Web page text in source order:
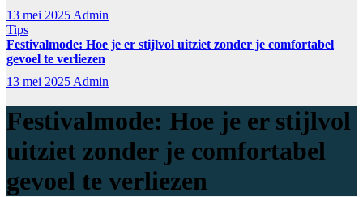
13 mei 2025 Admin
Tips
Festivalmode: Hoe je er stijlvol uitziet zonder je comfortabel
gevoel te verliezen
13 mei 2025 Admin
Festivalmode: Hoe je er stijlvol
uitziet zonder je comfortabel
gevoel te verliezen